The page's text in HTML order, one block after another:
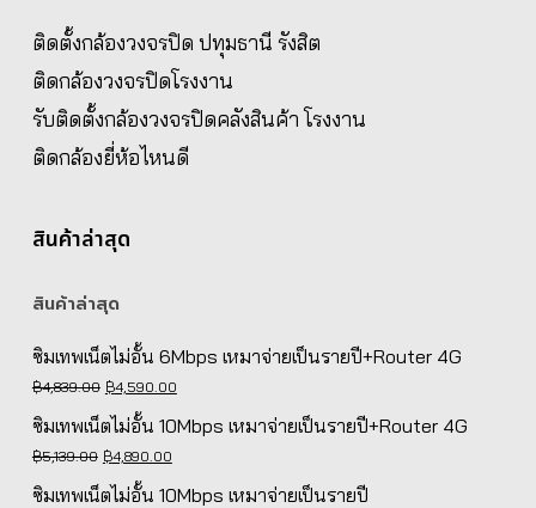
ติดตั้งกล้องวงจรปิด ปทุมธานี รังสิต
ติดกล้องวงจรปิดโรงงาน
รับติดตั้งกล้องวงจรปิดคลังสินค้า โรงงาน
ติดกล้องยี่ห้อไหนดี
สินค้าล่าสุด
สินค้าล่าสุด
ซิมเทพเน็ตไม่อั้น 6Mbps เหมาจ่ายเป็นรายปี+Router 4G
฿4,839.00 Original
price
฿4,839.00.
฿4,590.00Current
ซิมเทพเน็ตไม่อั้น 10Mbps เหมาจ่ายเป็นรายปี+Router 4G
฿5,139.00 Original
price
฿4,890.00Current
ซิมเทพเน็ตไม่อั้น 10Mbps เหมาจ่ายเป็นรายปี